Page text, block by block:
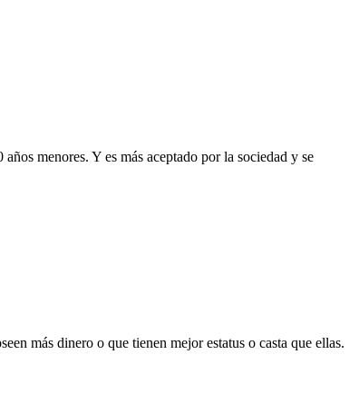
menores. Y es más aceptado por la sociedad y se
más dinero o que tienen mejor estatus o casta que ellas.